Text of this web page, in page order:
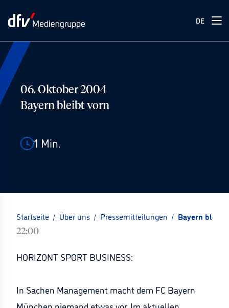
DE
06. Oktober 2004
Bayern bleibt vorn
1 Min.
Startseite / Über uns / Pressemitteilungen / Bayern bleibt
22:00
HORIZONT SPORT BUSINESS:
In Sachen Management macht dem FC Bayern